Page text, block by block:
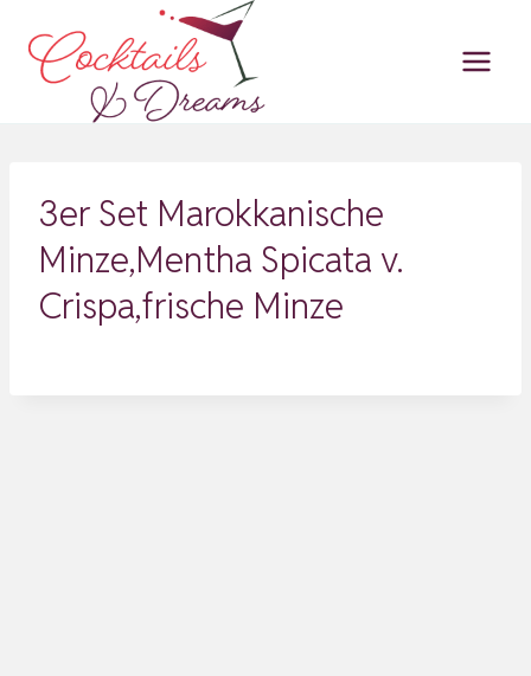
Inhalt
springen
3er Set Marokkanische
Minze,Mentha Spicata v.
Crispa,frische Minze